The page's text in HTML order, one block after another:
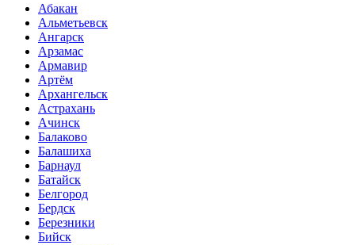
Абакан
Альметьевск
Ангарск
Арзамас
Армавир
Артём
Архангельск
Астрахань
Ачинск
Балаково
Балашиха
Барнаул
Батайск
Белгород
Бердск
Березники
Бийск